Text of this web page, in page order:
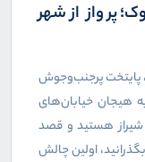
پرواز از شهر
پایتخت پرجنب‌وجوش
هیجان خیابان‌های
شیراز هستید و قصد
اولین چالش